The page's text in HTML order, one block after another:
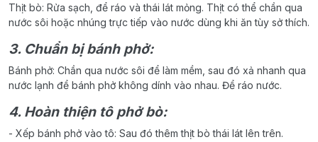
Thịt bò: Rửa sạch, để ráo và thái lát mỏng. Thịt có thể chần qua
nước sôi hoặc nhúng trực tiếp vào nước dùng khi ăn tùy sở thích.
3. Chuẩn bị bánh phở:
Bánh phở: Chần qua nước sôi để làm mềm, sau đó xả nhanh qua
nước lạnh để bánh phở không dính vào nhau. Để ráo nước.
4. Hoàn thiện tô phở bò:
- Xếp bánh phở vào tô: Sau đó thêm thịt bò thái lát lên trên.